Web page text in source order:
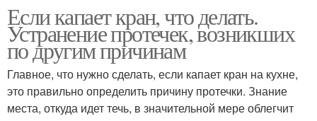
Если капает кран, что делать.
Устранение протечек, возникших
по другим причинам
Главное, что нужно сделать, если капает кран на кухне,
это правильно определить причину протечки. Знание
места, откуда идет течь, в значительной мере облегчит